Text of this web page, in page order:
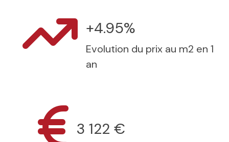
+4.95%
Evolution du prix au m2 en 1
an
3 122 €